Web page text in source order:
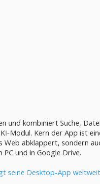
und kombiniert Suche,
Modul. Kern der App ist
Web abklappert, sondern
PC und in Google Drive.
seine Desktop-App